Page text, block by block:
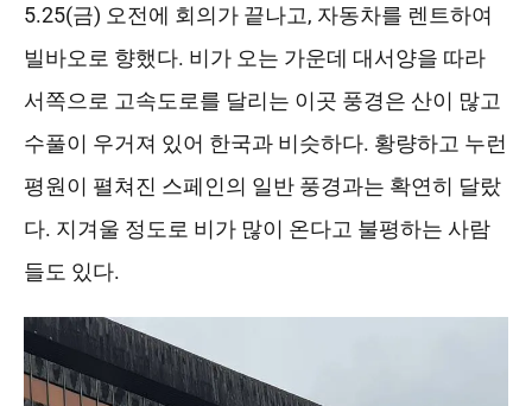
5.25(금) 오전에 회의가 끝나고, 자동차를 렌트하여
빌바오로 향했다. 비가 오는 가운데 대서양을 따라
서쪽으로 고속도로를 달리는 이곳 풍경은 산이 많고
수풀이 우거져 있어 한국과 비슷하다. 황량하고 누런
평원이 펼쳐진 스페인의 일반 풍경과는 확연히 달랐
다. 지겨울 정도로 비가 많이 온다고 불평하는 사람
들도 있다.